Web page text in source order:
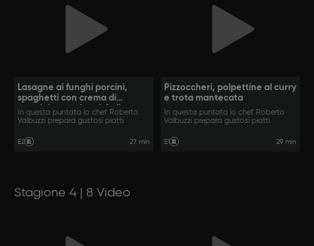
Lasagne ai funghi porcini,
spaghetti con crema di
parmigiano e tiramisù di
Eleonora
In questa puntata lo chef Roberto
Valbuzzi prepara gustosi piatti.
E2 27 min
Pizzoccheri, polpettine al curry
e trota mantecata
In questa puntata lo chef Roberto
Valbuzzi prepara gustosi piatti.
E1 29 min
Stagione 4 | 8 Video